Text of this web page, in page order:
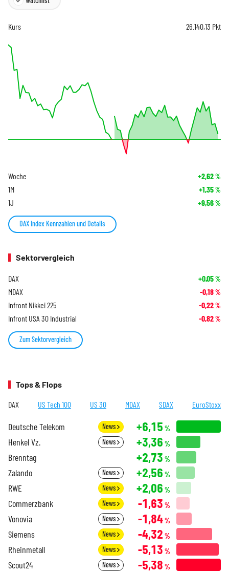
Kurs 26.140,13 Pkt
Woche +2,62%
1M +1,35%
1J +9,56%
DAX Index Kennzahlen und Details
Sektorvergleich
DAX +0,05%
MDAX -0,18%
Infront Nikkei 225 -0,22%
Infront USA 30 Industrial -0,82%
Zum Sektorvergleich
Tops & Flops
DAX US Tech 100 US 30 MDAX SDAX EuroStoxx
Deutsche Telekom News +6,15 %
Henkel Vz. News +3,36 %
Brenntag +2,73 %
Zalando News +2,56 %
RWE News +2,06 %
Commerzbank News -1,63 %
Vonovia News -1,84%
Siemens News -4,32 %
Rheinmetall News -5,13 %
Scout24 News -5,38 %